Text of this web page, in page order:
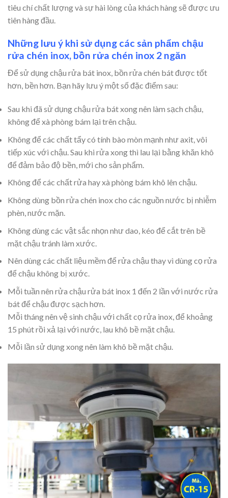
tiêu chí chất lượng và sự hài lòng của khách hàng sẽ được ưu
tiên hàng đầu.
Những lưu ý khi sử dụng các sản phẩm chậu
rửa chén inox, bồn rửa chén inox 2 ngăn
Để sử dụng chậu rửa bát inox, bồn rửa chén bát được tốt
hơn, bền hơn. Bạn hãy lưu ý một số đặc điểm sau:
Sau khi đã sử dụng chậu rửa bát xong nên làm sạch chậu,
không để xà phòng bám lại trên chậu.
Không để các chất tẩy có tính bào mòn mạnh như axit, vôi
tiếp xúc với chậu. Sau khi rửa xong thì lau lại bằng khăn khô
để đảm bảo độ bền, mới cho sản phẩm.
Không để các chất rửa hay xà phòng bám khô lên chậu.
Không dùng bồn rửa chén inox cho các nguồn nước bị nhiễm
phèn, nước mặn.
Không dùng các vật sắc nhọn như dao, kéo để cắt trên bề
mặt chậu tránh làm xước.
Nên dùng các chất liệu mềm để rửa chậu thay vì dùng cọ rửa
để chậu không bị xước.
Mỗi tuần nên rửa chậu rửa bát inox 1 đến 2 lần với nước rửa
bát để chậu được sạch hơn.
Mỗi tháng nên vệ sinh chậu với chất cọ rửa inox, để khoảng
15 phút rồi xả lại với nước, lau khô bề mặt chậu.
Mỗi lần sử dụng xong nên làm khô bề mặt chậu.